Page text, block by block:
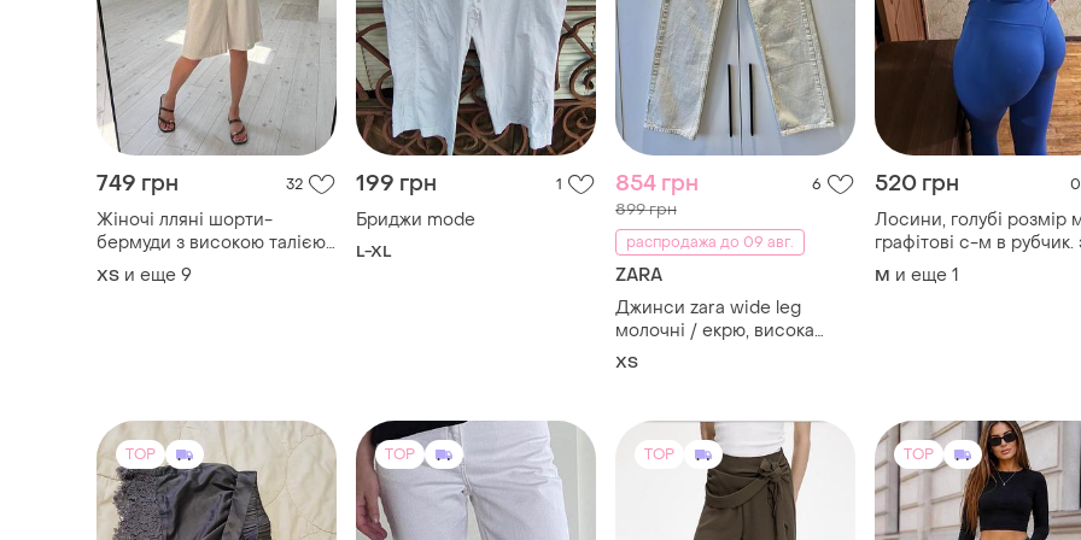
749 грн 32
Жіночі лляні шорти-
бермуди з високою талією
та кишенями | 42–60
розмір | чорні, бежеві,
ХS и еще 9
199 грн 1
Бриджи mode
L-XL
854 грн 6
899 грн
распродажа до 09 авг.
ZARA
Джинси zara wide leg
молочні / екрю, висока
посадка, eur 34 (xs)
XS
520 грн 0
Лосини, голубі розмір
графітові с-м в рубчик.
дві пари 520
M и еще 1
TOP TOP TOP TOP